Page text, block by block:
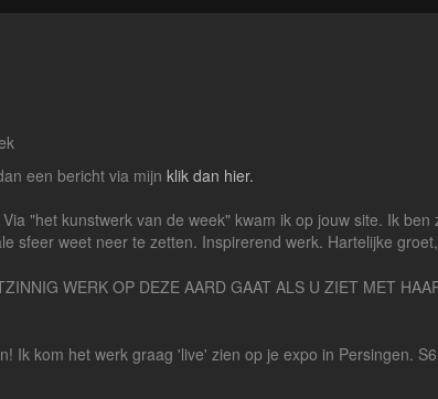
een bericht via mijn klik dan hier.
"het kunstwerk van de week" kwam ik op jouw site. Ik
sfeer weet neer te zetten. Inspirerend werk. Hartelijke
WERK OP DEZE AARD GAAT ALS U ZIET MET
Ik kom het werk graag 'live' zien op je expo in Persingen.